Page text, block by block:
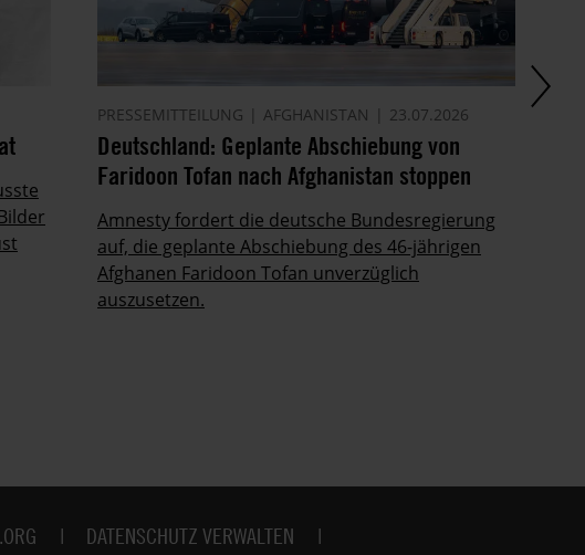
PRESSEMITTEILUNG AFGHANISTAN 23.07.2026
Deutschland: Geplante Abschiebung von
Faridoon Tofan nach Afghanistan stoppen
Amnesty fordert die deutsche Bundesregierung
auf, die geplante Abschiebung des 46-jährigen
Afghanen Faridoon Tofan unverzüglich
auszusetzen.
DATENSCHUTZ VERWALTEN